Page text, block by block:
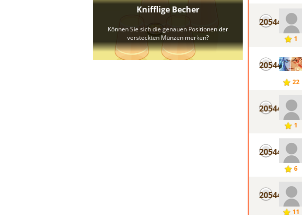
20544
1
20544
22
20544
1
20544
6
20544
11